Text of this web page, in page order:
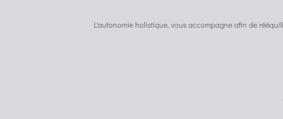
L'autonomie holistique, vous accompagne afin de